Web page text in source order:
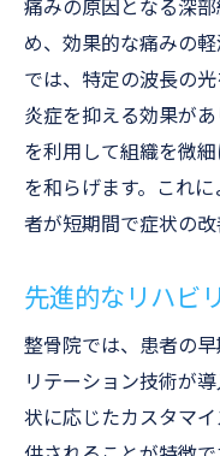
痛みの原因となる深
め、効果的な痛みの
では、特定の波長の
炎症を抑える効果が
を利用して組織を微
を和らげます。これ
者が短期間で症状の改
先進的なリハビ
整骨院では、患者の
リテーション技術が
状に応じたカスタマ